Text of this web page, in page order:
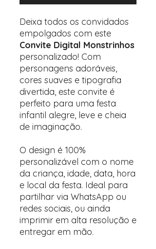
Deixa todos os convidados
empolgados com este
Convite Digital Monstrinhos
personalizado! Com
personagens adoráveis,
cores suaves e tipografia
divertida, este convite é
perfeito para uma festa
infantil alegre, leve e cheia
de imaginação.
O design é 100%
personalizável com o nome
da criança, idade, data, hora
e local da festa. Ideal para
partilhar via WhatsApp ou
redes sociais, ou ainda
imprimir em alta resolução e
entregar em mão.